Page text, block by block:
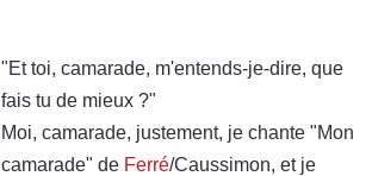
"Et toi, camarade, m'entends-je-dire, que
fais tu de mieux ?"
Moi, camarade, justement, je chante "Mon
camarade" de Ferré/Caussimon, et je